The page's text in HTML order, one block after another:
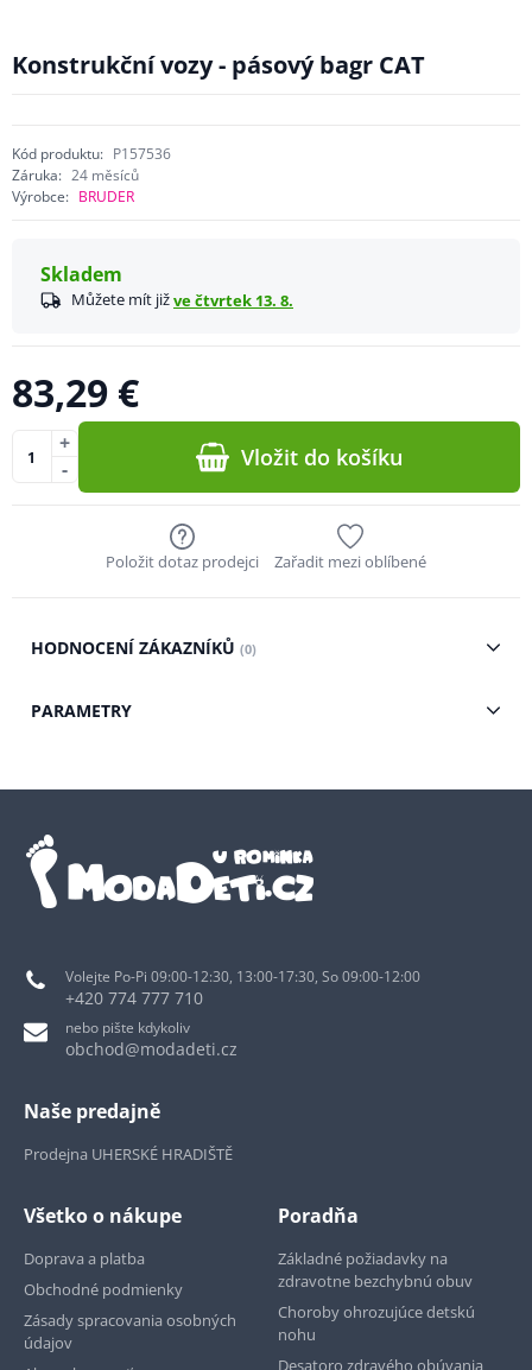
Konstrukční vozy - pásový bagr CAT
Kód produktu: P157536
Záruka: 24 měsíců
Výrobce: BRUDER
Skladem
Můžete mít jižve čtvrtek 13. 8.
83,29 €
-
+ Vložit do košíku
Položit dotaz prodejci Zařadit mezi oblíbené
HODNOCENÍ ZÁKAZNÍKŮ (0)
PARAMETRY
Volejte Po-Pi 09:00-12:30, 13:00-17:30, So 09:00-12:00
+420 774 777 710
nebo pište kdykoliv
obchod@modadeti.cz
Naše predajně
Prodejna UHERSKÉ HRADIŠTĚ
Všetko o nákupe
Doprava a platba
Obchodné podmienky
Zásady spracovania osobných
údajov
Poradňa
Základné požiadavky na
zdravotne bezchybnú obuv
Choroby ohrozujúce detskú
nohu
Desatoro zdravého obúvania